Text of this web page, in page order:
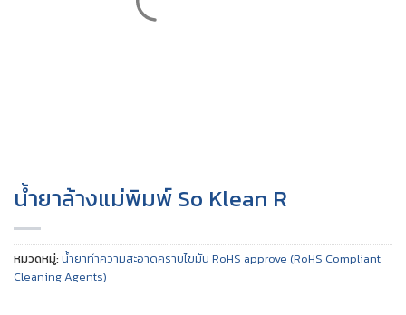
น้ำยาล้างแม่พิมพ์ So Klean R
หมวดหมู่: น้ำยาทำความสะอาดคราบไขมัน RoHS approve (RoHS Compliant
Cleaning Agents)